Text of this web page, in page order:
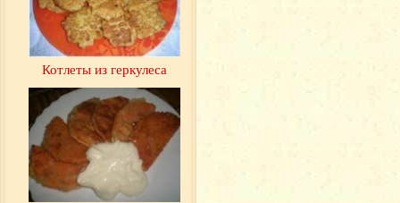
Котлеты из геркулеса